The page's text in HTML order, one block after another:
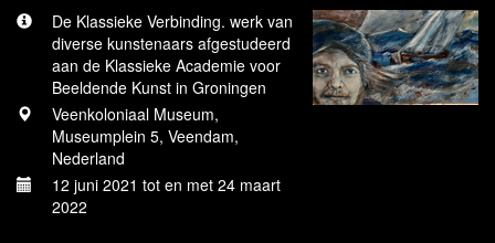
De Klassieke Verbinding. werk van
diverse kunstenaars afgestudeerd
aan de Klassieke Academie voor
Beeldende Kunst in Groningen
Veenkoloniaal Museum,
Museumplein 5, Veendam,
Nederland
12 juni 2021 tot en met 24 maart
2022